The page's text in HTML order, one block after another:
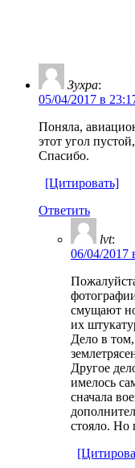
Зухра:
05/04/2017 в
Поняла,
этот угол
Спасибо.
[Цитировать]
Ответить
lvt:
06/04/2017
смущают
их
Дело в
Другое
имелось
сначала
стояло. Но